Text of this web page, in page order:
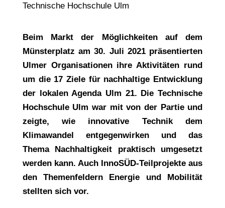
Beim Markt der Möglichkeiten auf dem
Münsterplatz am 30. Juli 2021 präsentierten
Ulmer Organisationen ihre Aktivitäten rund
um die 17 Ziele für nachhaltige Entwicklung
der lokalen Agenda Ulm 21. Die Technische
Hochschule Ulm war mit von der Partie und
zeigte, wie innovative Technik dem
Klimawandel entgegenwirken und das
Thema Nachhaltigkeit praktisch umgesetzt
werden kann. Auch InnoSÜD-Teilprojekte aus
den Themenfeldern Energie und Mobilität
stellten sich vor.